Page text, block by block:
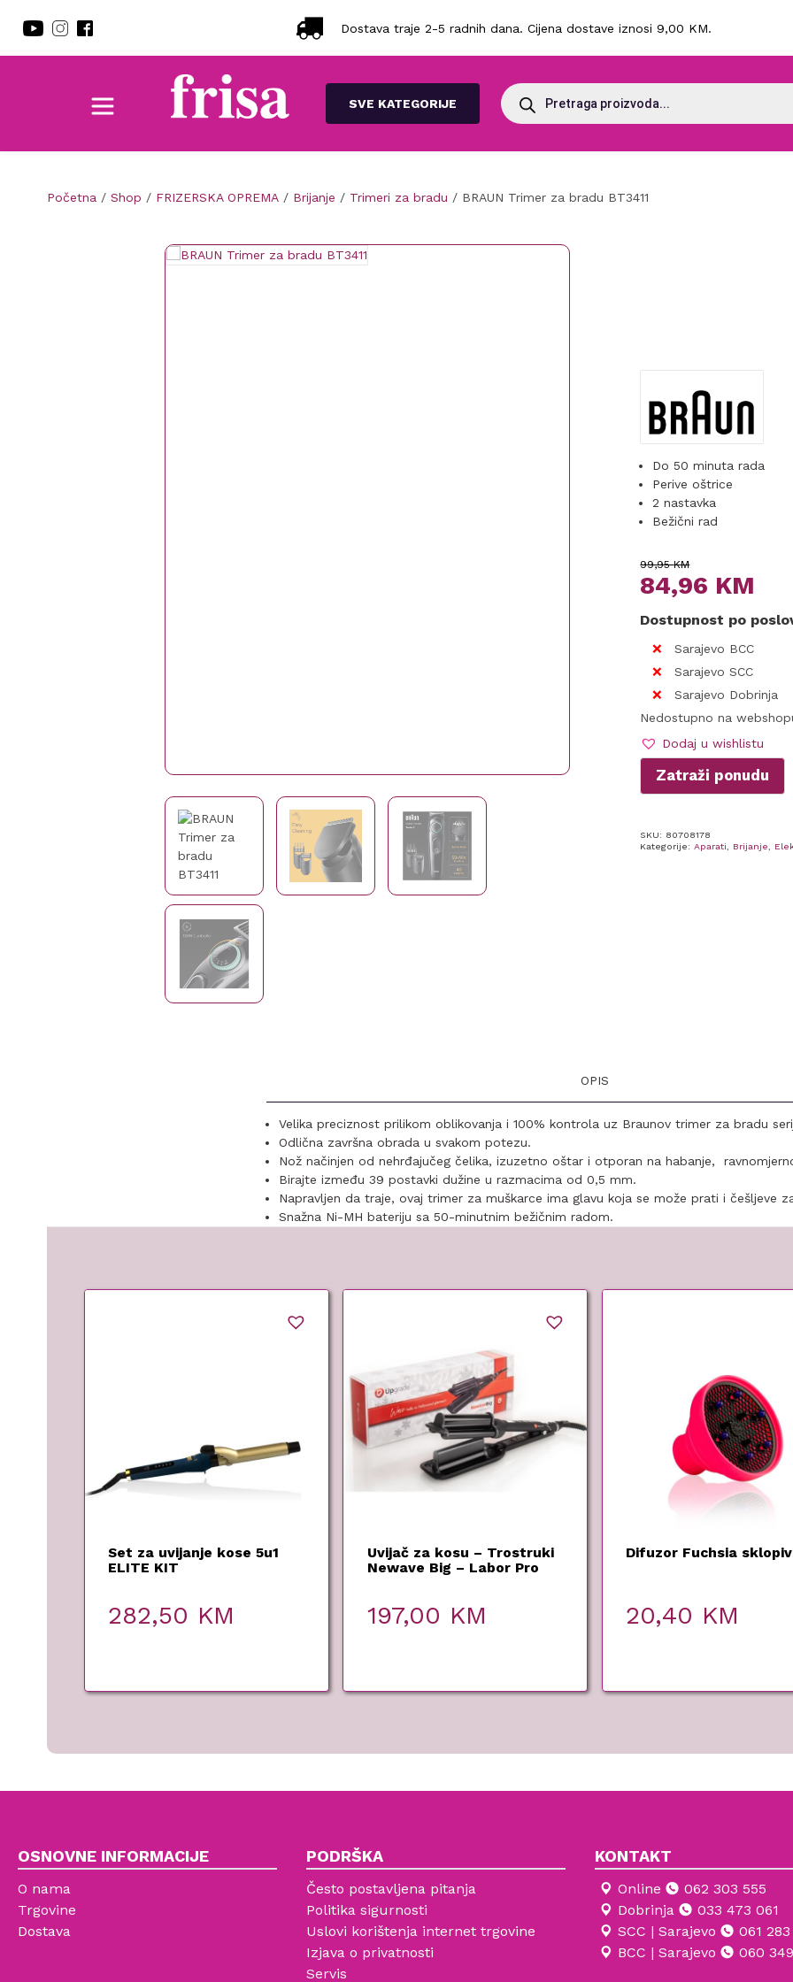
Dostava traje 2-5 radnih dana. Cijena dostave iznosi 9,00 KM.
SVE KATEGORIJE
Products
search
Početna / Shop / FRIZERSKA OPREMA / Brijanje / Trimeri za bradu / BRAUN Trimer za bradu BT3411
Do 50 minuta rada
Perive oštrice
2 nastavka
Bežični rad
99,95KM
Original
price
was:
99,95 KM.
84,96 KM
Current
price
is:
84,96 KM.
Dostupnost po
Sarajevo BCC
Sarajevo SCC
Sarajevo Dobrinja
Nedostupno na
Dodaj u wishlistu
Zatraži ponudu
SKU: 80708178
Kategorije:Aparati, Brijanje,
OPIS
Velika preciznost prilikom oblikovanja i 100% kontrola uz Braunov trimer za bradu
Odlična završna obrada u svakom potezu.
Nož načinjen od nehrđajučeg čelika, izuzetno oštar i otporan na habanje,
Birajte između 39 postavki dužine u razmacima od 0,5 mm.
Napravljen da traje, ovaj trimer za muškarce ima glavu koja se može prati i češljeve
Snažna Ni-MH bateriju sa 50-minutnim bežičnim radom.
Set za uvijanje kose 5u1
ELITE KIT
282,50 KM
Uvijač za kosu – Trostruki
Newave Big – Labor Pro
197,00 KM
Difuzor Fuchsia
20,40 KM
OSNOVNE INFORMACIJE
O nama
Trgovine
Dostava
PODRŠKA
Često postavljena pitanja
Politika sigurnosti
Uslovi korištenja internet trgovine
Izjava o privatnosti
Servis
KONTAKT
Online
062 303 555
Dobrinja
033 473 061
SCC | Sarajevo
061
BCC | Sarajevo
060